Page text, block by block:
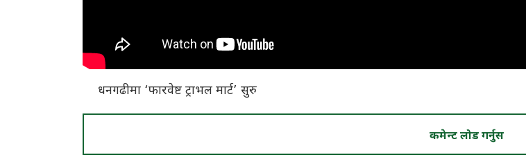
धनगढीमा ‘फारवेष्ट ट्राभल मार्ट’ सुरु
कमेन्ट लोड गर्नुस